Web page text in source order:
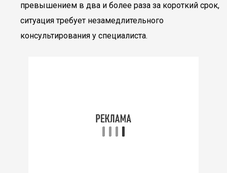
превышением в два и более раза за короткий срок,
ситуация требует незамедлительного
консультирования у специалиста.